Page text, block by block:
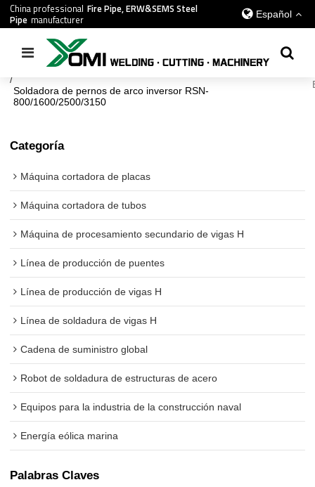
China professional Fire Pipe, ERW&SEMS Steel
Pipe manufacturer Español
todos / Cadena de suministro global / Maquina de soldar
/
Soldadora de pernos de arco inversor RSN-
800/1600/2500/3150
Categoría
Máquina cortadora de placas
Máquina cortadora de tubos
Máquina de procesamiento secundario de vigas H
Línea de producción de puentes
Línea de producción de vigas H
Línea de soldadura de vigas H
Cadena de suministro global
Robot de soldadura de estructuras de acero
Equipos para la industria de la construcción naval
Energía eólica marina
Palabras Claves